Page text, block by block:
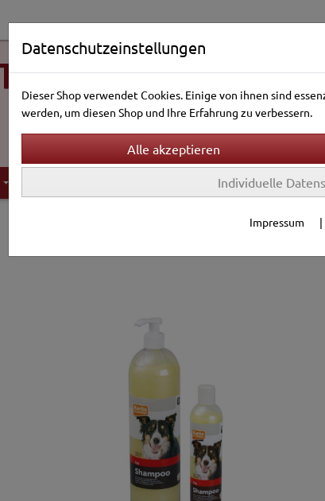
Vogelwelt
Fellpflege
Datenschutzeinstellungen
Dieser Shop verwendet Cookies. Einige von ihnen sind
werden, um diesen Shop und Ihre Erfahrung zu verbessern.
Individuelle
Impressum |